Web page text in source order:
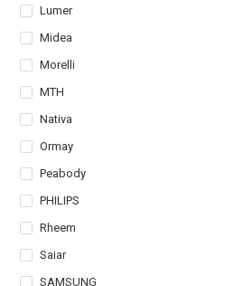
Lumer
Midea
Morelli
MTH
Nativa
Ormay
Peabody
PHILIPS
Rheem
Saiar
SAMSUNG